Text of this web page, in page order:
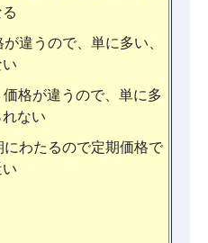
違うので、単に多い、
格が違うので、単に多
ない
わたるので定期価格で